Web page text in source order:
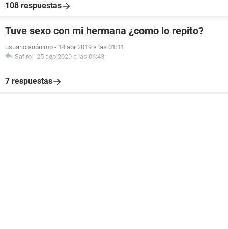
108 respuestas
Tuve sexo con mi hermana ¿como lo repito?
usuario anónimo - 14 abr 2019 a las 01:11
Safiro - 25 ago 2020 a las 06:43
7 respuestas